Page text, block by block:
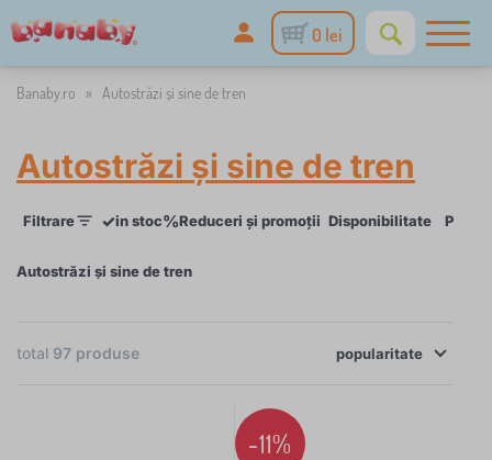
0 lei
Banaby.ro » Autostrăzi și sine de tren
Autostrăzi și sine de tren
Filtrare ✓in stoc%Reduceri și promoții Disponibilitate Preț
Autostrăzi și sine de tren
total 97 produse
popularitate
-11%